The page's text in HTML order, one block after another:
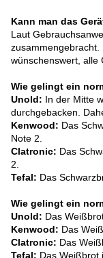
Kann man das
Laut
wünschenswert, alle
Wie gelingt ein
Unold: In der Mitte
durchgebacken.
Kenwood: Das
Note 2.
Clatronic: Das
2.
Tefal: Das
Wie gelingt ein
Unold: Das
Kenwood: Das
Clatronic: Das
Tefal: Das Weißbrot